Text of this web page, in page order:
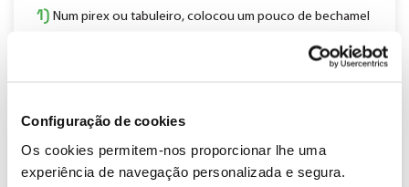
Configuração de cookies
Os cookies permitem-nos proporcionar lhe uma
experiência de navegação personalizada e segura.
1) Num pirex ou tabuleiro, colocou um pouco de bechamel
uma camada de carne, um pouco de bechamel e por fim
2)Volto a repetir a camada de lasanha e todos os passos
seguintes. Termino com uma camada de lasanha.